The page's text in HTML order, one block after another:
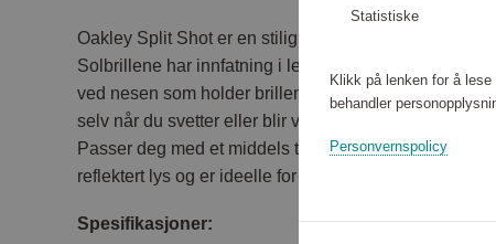
Oakley Split Shot er en stilig modell for vannsport og
Solbrillene har innfatning i lett og slitesterk O Matter
ved nesen som holder brillene på plass uansett hva
selv når du svetter eller blir våt.
Passer deg med et middels til stort ansikt. Polariserte
reflektert lys og er ideelle for kjøring eller bruk i vann
Spesifikasjoner:
Statistiske
Klikk på lenken for å
behandler
Personvernspolicy